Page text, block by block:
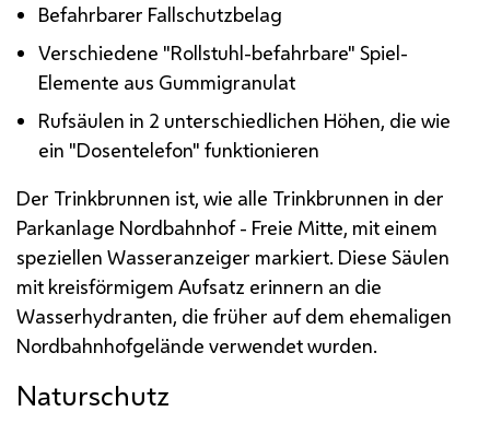
Befahrbarer Fallschutzbelag
Verschiedene "Rollstuhl-befahrbare" Spiel-
Elemente aus Gummigranulat
Rufsäulen in 2 unterschiedlichen Höhen, die wie
ein "Dosentelefon" funktionieren
Der Trinkbrunnen ist, wie alle Trinkbrunnen in der
Parkanlage Nordbahnhof - Freie Mitte, mit einem
speziellen Wasseranzeiger markiert. Diese Säulen
mit kreisförmigem Aufsatz erinnern an die
Wasserhydranten, die früher auf dem ehemaligen
Nordbahnhofgelände verwendet wurden.
Naturschutz